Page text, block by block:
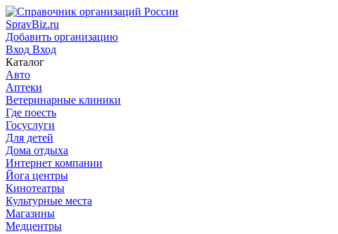
SpravBiz.ru
Добавить организацию
Вход Вход
Каталог
Авто
Аптеки
Ветеринарные клиники
Где поесть
Госуслуги
Для детей
Дома отдыха
Интернет компании
Йога центры
Кинотеатры
Культурные места
Магазины
Медцентры